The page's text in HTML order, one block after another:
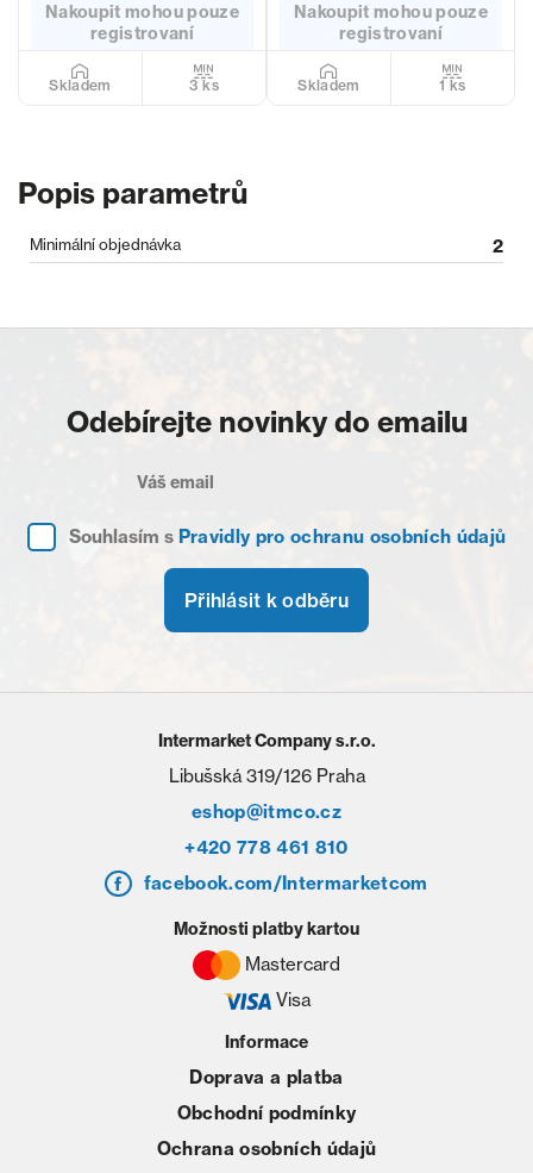
Nakoupit mohou pouze
registrovaní
Skladem 3 ks
Nakoupit mohou pouze
registrovaní
Skladem 1 ks
Popis parametrů
Minimální objednávka 2
Odebírejte novinky do emailu
Souhlasím s Pravidly pro ochranu osobních údajů
Přihlásit k odběru
Intermarket Company s.r.o.
Libušská 319/126 Praha
eshop@itmco.cz
+420 778 461 810
facebook.com/Intermarketcom
Informace
Doprava a platba
Obchodní podmínky
Ochrana osobních údajů
Možnosti platby kartou
Mastercard
Visa